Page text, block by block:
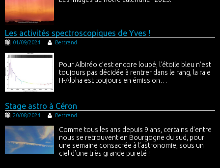
Les activités spectroscopiques de Yves !
01/09/2024 Bertrand
Pour Albiréo c’est encore loupé, l’étoile bleu n’est
toujours pas décidée à rentrer dans le rang, la raie
H-Alpha est toujours en émission…
Stage astro à Céron
20/08/2024 Bertrand
Comme tous les ans depuis 9 ans, certains d’entre
nous se retrouvent en Bourgogne du sud, pour
une semaine consacrée à l’astronomie, sous un
ciel d’une très grande pureté !